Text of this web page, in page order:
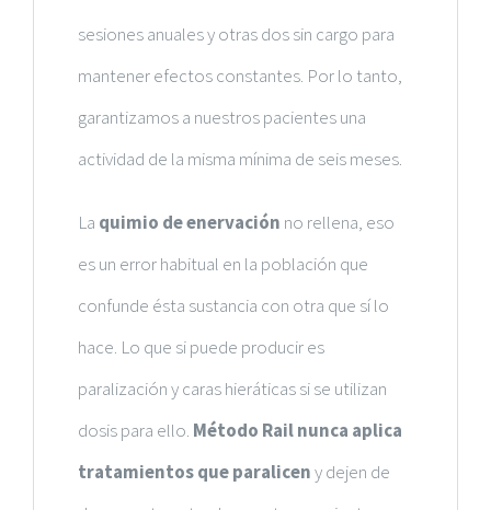
sesiones anuales y otras dos sin cargo para
mantener efectos constantes. Por lo tanto,
garantizamos a nuestros pacientes una
actividad de la misma mínima de seis meses.
La quimio de enervación no rellena, eso
es un error habitual en la población que
confunde ésta sustancia con otra que sí lo
hace. Lo que si puede producir es
paralización y caras hieráticas si se utilizan
dosis para ello. Método Rail nunca aplica
tratamientos que paraliceny dejen de